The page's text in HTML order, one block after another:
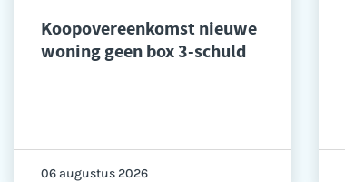
Koopovereenkomst nieuwe
woning geen box 3-schuld
06 augustus 2026